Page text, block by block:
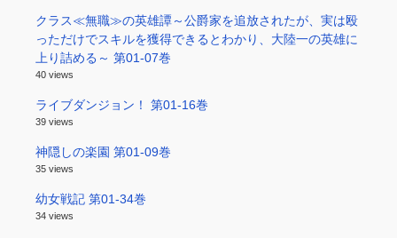
クラス≪無職≫の英雄譚～公爵家を追放されたが、実は殴
っただけでスキルを獲得できるとわかり、大陸一の英雄に
上り詰める～ 第01-07巻
40 views
ライブダンジョン！ 第01-16巻
39 views
神隠しの楽園 第01-09巻
35 views
幼女戦記 第01-34巻
34 views